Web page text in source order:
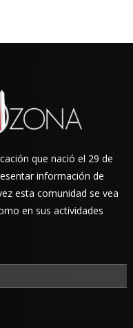
que nació el 29 de
información de
esta comunidad se vea
en sus actividades